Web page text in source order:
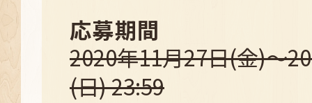
応募期間
2020年11月27日(金)～
(日) 23:59